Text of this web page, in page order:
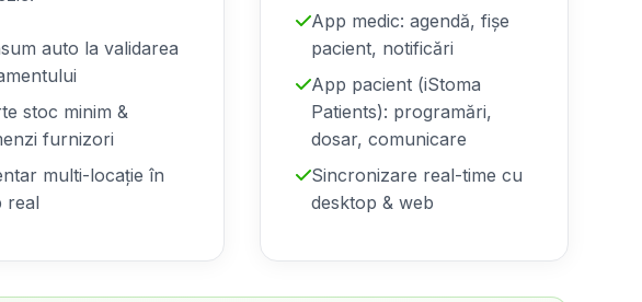
auto la validarea
stoc minim &
furnizori
multi-locație în
real
App medic: agendă, fișe
pacient, notificări
App pacient (iStoma
Patients): programări,
dosar, comunicare
Sincronizare real-time cu
desktop & web